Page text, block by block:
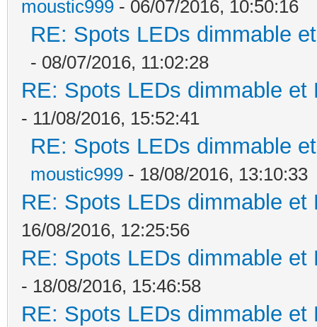
moustic999 - 06/07/2016, 10:50:16
RE: Spots LEDs dimmable
- 08/07/2016, 11:02:28
RE: Spots LEDs dimmable
- 11/08/2016, 15:52:41
RE: Spots LEDs dimmable
moustic999 - 18/08/2016, 13:10:33
RE: Spots LEDs dimmable
16/08/2016, 12:25:56
RE: Spots LEDs dimmable
- 18/08/2016, 15:46:58
RE: Spots LEDs dimmable